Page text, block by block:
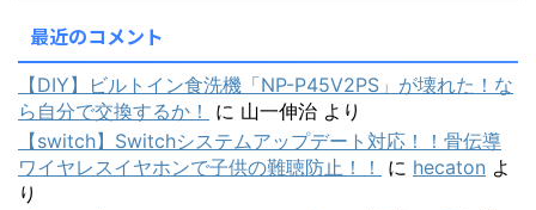
最近のコメント
【DIY】ビルトイン食洗機「NP-P45V2PS」が壊れた！な
ら自分で交換するか！
に 山一伸治 より
【switch】Switchシステムアップデート対応！！骨伝導
ワイヤレスイヤホンで子供の難聴防止！！
に hecaton よ
り